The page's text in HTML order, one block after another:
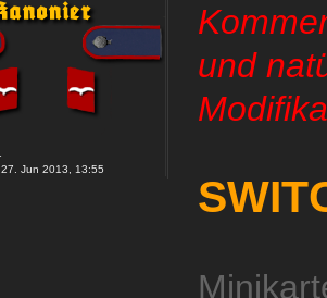
Jun 2013, 13:55
und